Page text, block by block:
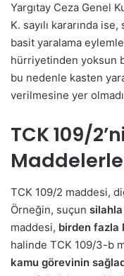
Yargıtay Ceza Genel
K. sayılı kararında
basit yaralama
hürriyetinden yoksun
bu nedenle kasten
verilmesine yer
TCK 109/
TCK 109/2 maddesi,
Örneğin, suçun silahla
maddesi, birden fazla
halinde TCK 109/3-b
kamu görevinin